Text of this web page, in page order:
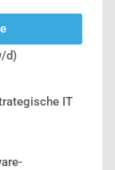
d)
IT